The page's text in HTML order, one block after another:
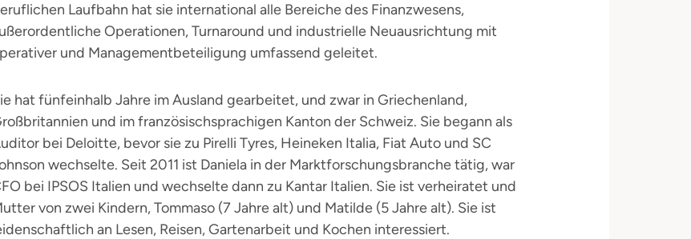
Laufbahn hat sie international alle Bereiche des Finanzwesens,
Operationen, Turnaround und industrielle Neuausrichtung mit
und Managementbeteiligung umfassend geleitet.
hat fünfeinhalb Jahre im Ausland gearbeitet, und zwar in Griechenland,
und im französischsprachigen Kanton der Schweiz. Sie begann als
bei Deloitte, bevor sie zu Pirelli Tyres, Heineken Italia, Fiat Auto und SC
wechselte. Seit 2011 ist Daniela in der Marktforschungsbranche tätig, war
bei IPSOS Italien und wechselte dann zu Kantar Italien. Sie ist verheiratet und
von zwei Kindern, Tommaso (7 Jahre alt) und Matilde (5 Jahre alt). Sie ist
an Lesen, Reisen, Gartenarbeit und Kochen interessiert.